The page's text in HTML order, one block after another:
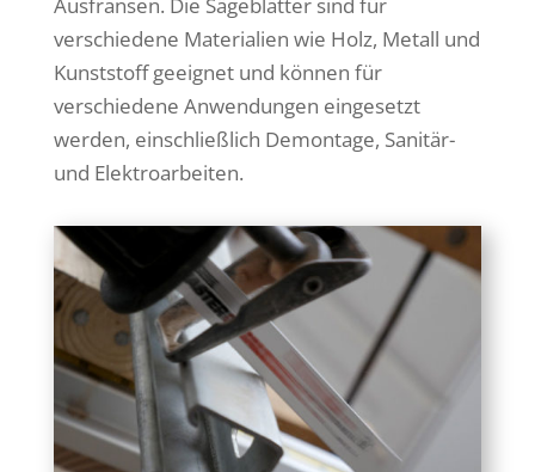
Ausfransen. Die Sägeblätter sind für
verschiedene Materialien wie Holz, Metall und
Kunststoff geeignet und können für
verschiedene Anwendungen eingesetzt
werden, einschließlich Demontage, Sanitär-
und Elektroarbeiten.